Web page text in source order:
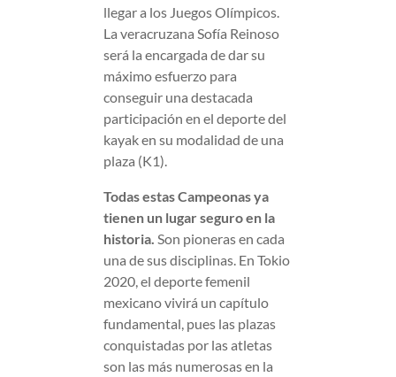
llegar a los Juegos Olímpicos.
La veracruzana Sofía Reinoso
será la encargada de dar su
máximo esfuerzo para
conseguir una destacada
participación en el deporte del
kayak en su modalidad de una
plaza (K1).
Todas estas Campeonas ya
tienen un lugar seguro en la
historia. Son pioneras en cada
una de sus disciplinas. En Tokio
2020, el deporte femenil
mexicano vivirá un capítulo
fundamental, pues las plazas
conquistadas por las atletas
son las más numerosas en la